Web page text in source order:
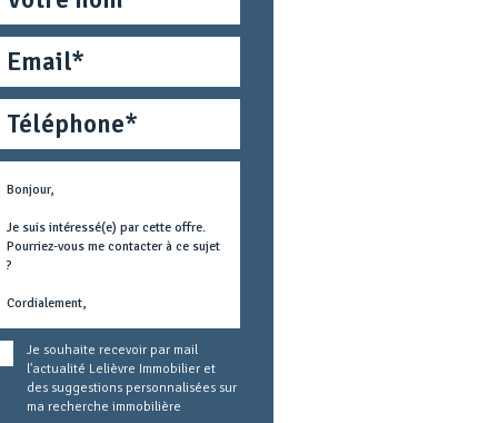
Je souhaite recevoir par mail
l'actualité Lelièvre Immobilier et
des suggestions personnalisées sur
ma recherche immobilière